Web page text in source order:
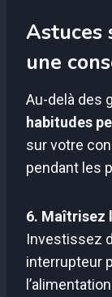
Astuces
une
Au-delà des
habitudes
sur votre
pendant les
6. Maîtrisez
Investissez
interrupteur